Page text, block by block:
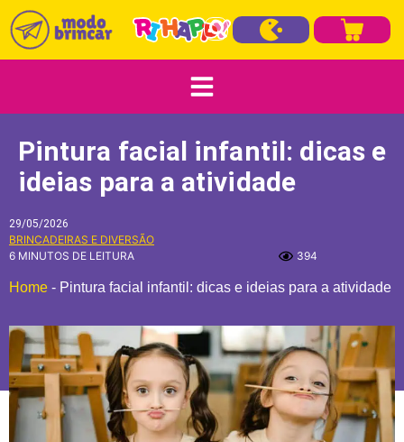
Pintura facial infantil: dicas e
ideias para a atividade
29/05/2026
BRINCADEIRAS E DIVERSÃO
6 MINUTOS DE LEITURA
394
Home - Pintura facial infantil: dicas e ideias para a atividade